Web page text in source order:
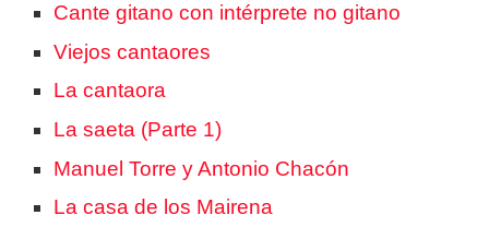
Cante gitano con intérprete no gitano
Viejos cantaores
La cantaora
La saeta (Parte 1)
Manuel Torre y Antonio Chacón
La casa de los Mairena